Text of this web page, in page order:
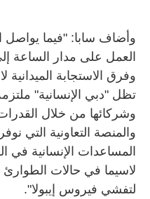
وأضاف سابا: "فيما يواصل
العمل على مدار الساعة
وفرق الاستجابة الميدانية
تظل "دبي الإنسانية"
وشركائها من خلال
والمنصة التعاونية التي
المساعدات الإنسانية في
لاسيما في حالات الطوارئ
لتفشي فيروس إيبولا".